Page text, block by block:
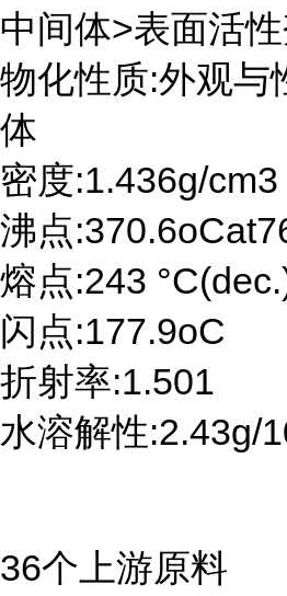
中间体>表面活
物化性质:外观与
体
密度:1.436g/cm3
沸点
熔点:243
闪点:177.9oC
折射率:1.501
水溶解性:2.43g/
36个上游原料